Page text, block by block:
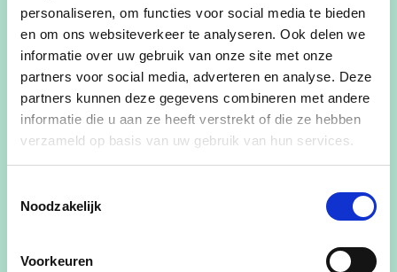
personaliseren, om functies voor social media te bieden
en om ons websiteverkeer te analyseren. Ook delen we
informatie over uw gebruik van onze site met onze
partners voor social media, adverteren en analyse. Deze
partners kunnen deze gegevens combineren met andere
informatie die u aan ze heeft verstrekt of die ze hebben
verzameld op basis van uw gebruik van hun services.
Noodzakelijk
Voorkeuren
Annita Reniers
Gemeenteraadslid
View Annita Reniers's profile